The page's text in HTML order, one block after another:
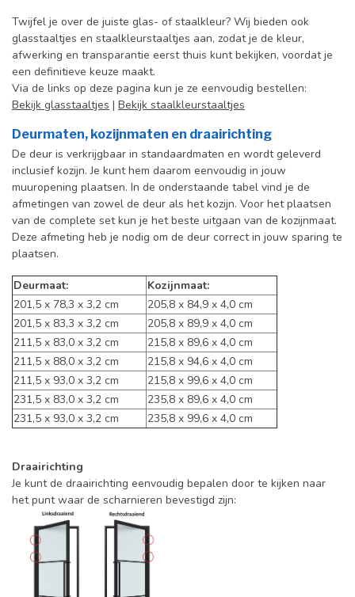
Twijfel je over de juiste glas- of staalkleur? Wij bieden ook
glasstaaltjes en staalkleurstaaltjes aan, zodat je de kleur,
afwerking en transparantie eerst thuis kunt bekijken, voordat je
een definitieve keuze maakt.
Via de links op deze pagina kun je ze eenvoudig bestellen:
Bekijk glasstaaltjes | Bekijk staalkleurstaaltjes
Deurmaten, kozijnmaten en draairichting
De deur is verkrijgbaar in standaardmaten en wordt geleverd
inclusief kozijn. Je kunt hem daarom eenvoudig in jouw
muuropening plaatsen. In de onderstaande tabel vind je de
afmetingen van zowel de deur als het kozijn. Voor het plaatsen
van de complete set kun je het beste uitgaan van de kozijnmaat.
Deze afmeting heb je nodig om de deur correct in jouw sparing te
plaatsen.
Deurmaat:
Kozijnmaat:
201,5 x 78,3 x 3,2 cm
205,8 x 84,9 x 4,0 cm
201,5 x 83,3 x 3,2 cm
205,8 x 89,9 x 4,0 cm
211,5 x 83,0 x 3,2 cm
215,8 x 89,6 x 4,0 cm
211,5 x 88,0 x 3,2 cm
215,8 x 94,6 x 4,0 cm
211,5 x 93,0 x 3,2 cm
215,8 x 99,6 x 4,0 cm
231,5 x 83,0 x 3,2 cm
235,8 x 89,6 x 4,0 cm
231,5 x 93,0 x 3,2 cm
235,8 x 99,6 x 4,0 cm
Draairichting
Je kunt de draairichting eenvoudig bepalen door te kijken naar
het punt waar de scharnieren bevestigd zijn: